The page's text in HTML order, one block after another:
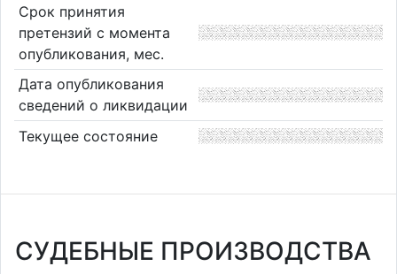
Срок принятия
претензий с момента
опубликования, мес.
Дата опубликования
сведений о ликвидации
Текущее состояние
СУДЕБНЫЕ ПРОИЗВОДСТВА